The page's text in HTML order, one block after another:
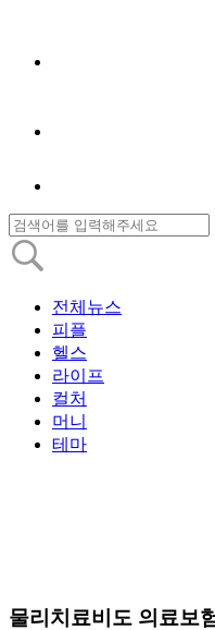
전체뉴스
피플
헬스
라이프
컬처
머니
테마
물리치료비도 의료보